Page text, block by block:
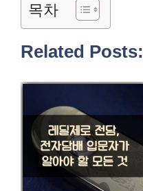
목차
Related Posts: